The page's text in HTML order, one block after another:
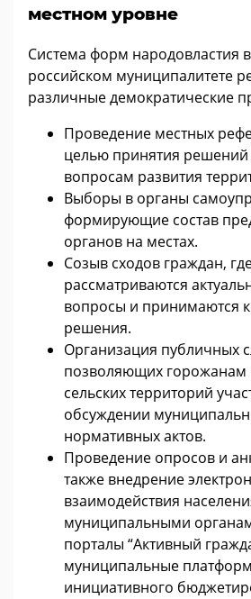
местном уровне
Система форм народовластия
российском муниципалитете
различные демократические
Проведение местных
целью принятия
вопросам развития
Выборы в органы
формирующие состав
органов на местах.
Созыв сходов граждан,
рассматриваются
вопросы и принимаются
решения.
Организация публичных
позволяющих горожанам
сельских территорий
обсуждении
нормативных актов.
Проведение опросов и
также внедрение
взаимодействия
муниципальными
порталы “Активный
муниципальные
инициативного